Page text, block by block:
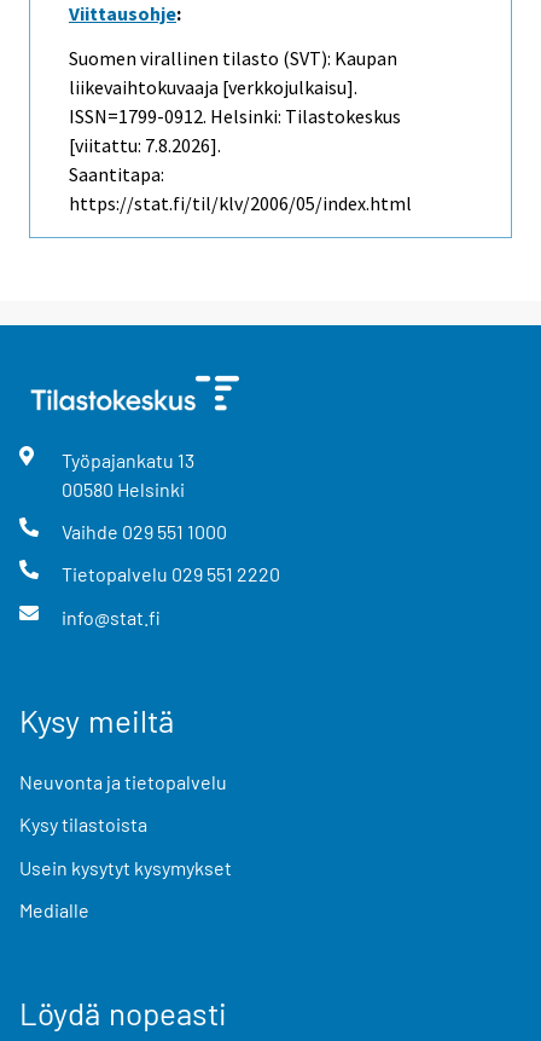
Viittausohje:
Suomen virallinen tilasto (SVT): Kaupan
liikevaihtokuvaaja [verkkojulkaisu].
ISSN=1799-0912. Helsinki: Tilastokeskus
[viitattu: 7.8.2026].
Saantitapa:
https://stat.fi/til/klv/2006/05/index.html
Työpajankatu 13
00580 Helsinki
Vaihde 029 551 1000
Tietopalvelu 029 551 2220
info@stat.fi
Kysy meiltä
Neuvonta ja tietopalvelu
Kysy tilastoista
Usein kysytyt kysymykset
Medialle
Löydä nopeasti